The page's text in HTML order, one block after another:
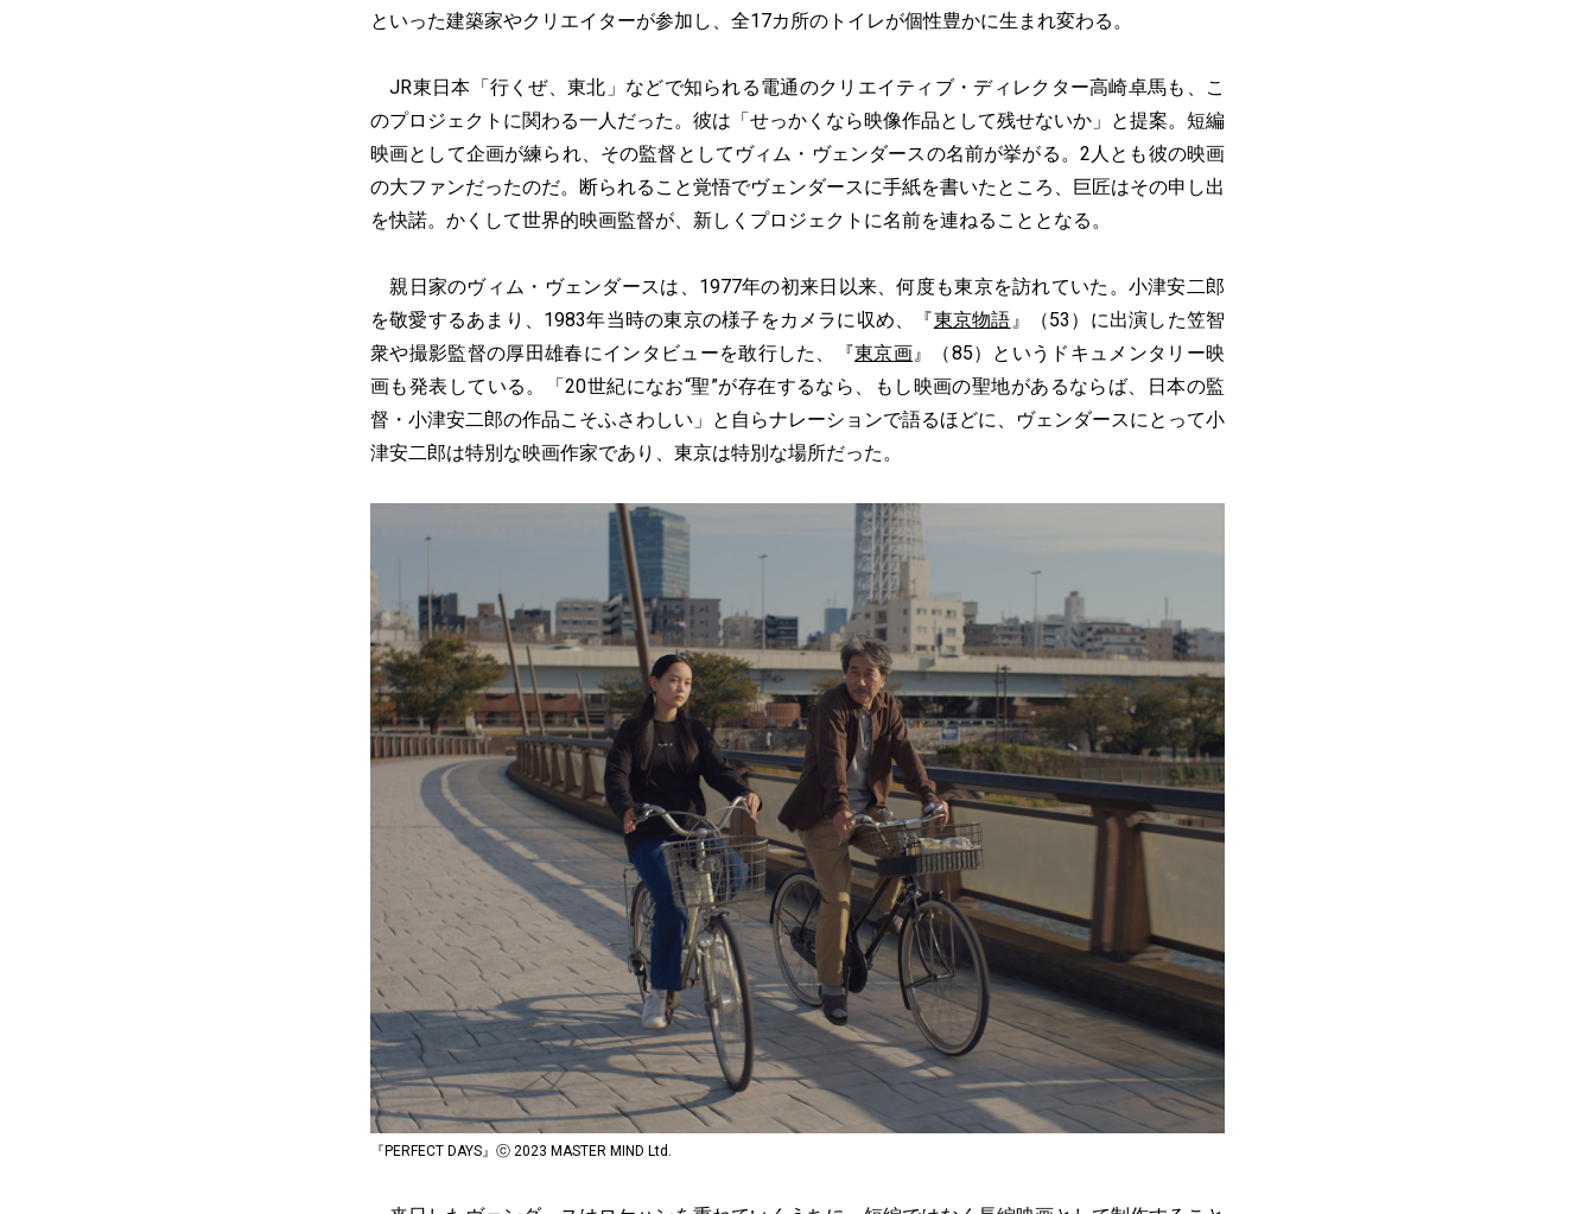
といった建築家やクリエイターが参加し、全17カ所のトイレが個性豊かに生まれ変わる。
JR東日本「行くぜ、東北」などで知られる電通のクリエイティブ・ディレクター高崎卓馬も、こ
のプロジェクトに関わる一人だった。彼は「せっかくなら映像作品として残せないか」と提案。短編
映画として企画が練られ、その監督としてヴィム・ヴェンダースの名前が挙がる。2人とも彼の映画
の大ファンだったのだ。断られること覚悟でヴェンダースに手紙を書いたところ、巨匠はその申し出
を快諾。かくして世界的映画監督が、新しくプロジェクトに名前を連ねることとなる。
親日家のヴィム・ヴェンダースは、1977年の初来日以来、何度も東京を訪れていた。小津安二郎
を敬愛するあまり、1983年当時の東京の様子をカメラに収め、『東京物語』（53）に出演した笠智
衆や撮影監督の厚田雄春にインタビューを敢行した、『東京画』（85）というドキュメンタリー映
画も発表している。「20世紀になお“聖”が存在するなら、もし映画の聖地があるならば、日本の監
督・小津安二郎の作品こそふさわしい」と自らナレーションで語るほどに、ヴェンダースにとって小
津安二郎は特別な映画作家であり、東京は特別な場所だった。
『PERFECT DAYS』ⓒ 2023 MASTER MIND Ltd.